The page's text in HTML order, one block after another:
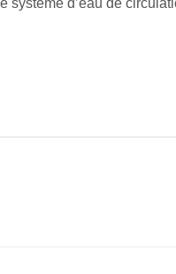
système d’eau de